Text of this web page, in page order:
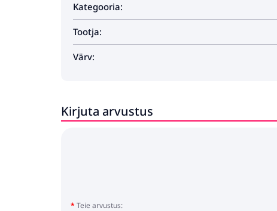
Kategooria:
Tootja:
Värv:
Kirjuta arvustus
Teie arvustus: